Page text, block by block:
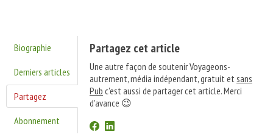
Biographie
Derniers articles
Partagez
Abonnement
Partagez cet article
Une autre façon de soutenir Voyageons-
autrement, média indépendant, gratuit etsans
Pub c'est aussi de partager cet article. Merci
d'avance 😉